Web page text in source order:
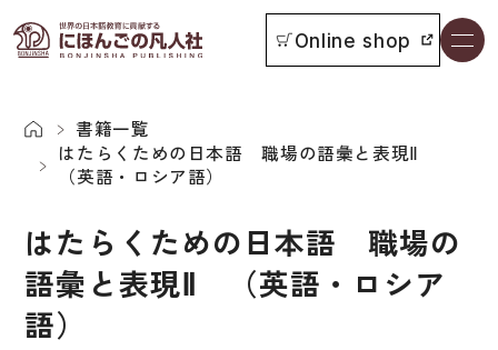
書籍一覧
お知らせ
イベント
よくあるご質問
Online shop
本をさがす
日本語学習者用教科書
書籍一覧
はたらくための日本語 職場の語彙と表現Ⅱ
（英語・ロシア語）
はたらくための日本語 職場の
語彙と表現Ⅱ （英語・ロシア
語）